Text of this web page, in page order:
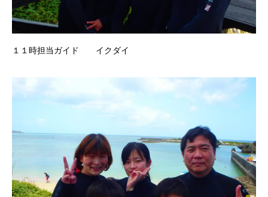
１１時担当ガイド イクダイ